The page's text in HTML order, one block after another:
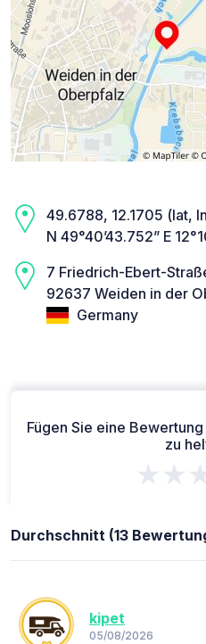
49.6788, 12.1705 (lat,
N 49°40’43.752” E
7 Friedrich-Ebert-
92637 Weiden in der
Germany
Fügen Sie eine
zu
Durchschnitt (13
kipet
05/08/2026